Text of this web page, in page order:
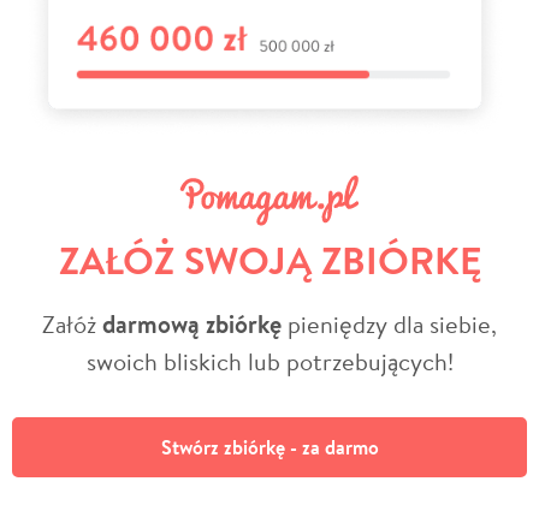
ZAŁÓŻ SWOJĄ ZBIÓRKĘ
Załóżdarmową zbiórkę pieniędzy dla siebie,
swoich bliskich lub potrzebujących!
Stwórz zbiórkę - za darmo